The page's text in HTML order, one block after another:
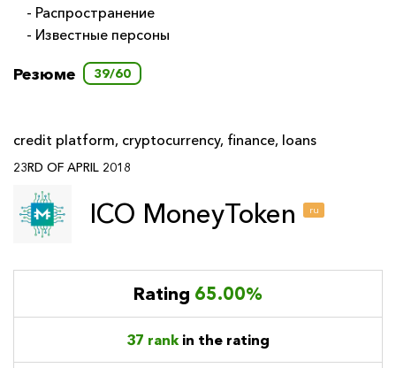
- Распространение
- Известные персоны
Резюме 39/60
credit platform, cryptocurrency, finance, loans
23RD OF APRIL 2018
ICO MoneyToken ru
Rating 65.00%
37 rank in the rating